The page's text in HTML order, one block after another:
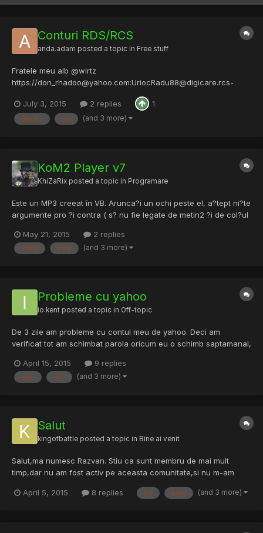
Conturi RDS/RCS
anda.adam posted a topic in Free stuff
Fratele meu alb @wirtz
https://don_rhadoo@yahoo.com:UriocRadu88@digicare.rcs-
https://d.voica93@yahoo.com:429562@digicare.rcs-rds.ro
https://2504217:590732@digicare.rcs-rds.ro
July 3, 2015 2 replies 1
@wirtz alb (and 3 more)
KoM2 Player v7
KhiZaRix posted a topic in Programare
Este un MP3 creeat în VB. Arunca?i un ochi peste el, a?tept ni?te
argumente pro ?i contra ( s? nu fie legate de metin2 ?i de col?ul
Player v7.rar - v7 Link: GirlShare - Download KoM2 Player v8.rar -
v8 P.S: Server-ul acela de metin nu este a...
May 21, 2015 2 replies
acela este (and 3 more)
Probleme cu yahoo
io.kent posted a topic in Off-topic
De 3 zile am probleme cu contul meu de yahoo. Deci am
verificat tot am schimbat parola oricum eu o schimb saptamanal,
decum sa accesez inbox-ul meu, a mai patit cineva ceva de
genu asta?
April 15, 2015 9 replies
meu nici (and 3 more)
Salut
kingofbattle posted a topic in Bine ai venit
Salut,ma numesc Razvan. Stiu ca sunt membru de mai mult
timp,dar nu am fost activ pe aceasta comunitate,si nu m-am
membrii comunitatii cum pot.. P.S: Hobby-ul meu,este in prezent,
April 5, 2015 8 replies 1.6 este (and 3 more)